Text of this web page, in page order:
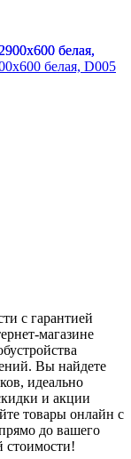
белая, D005
с гарантией
магазине
Вы найдете
идеально
и акции
товары онлайн с
до вашего
стоимости!